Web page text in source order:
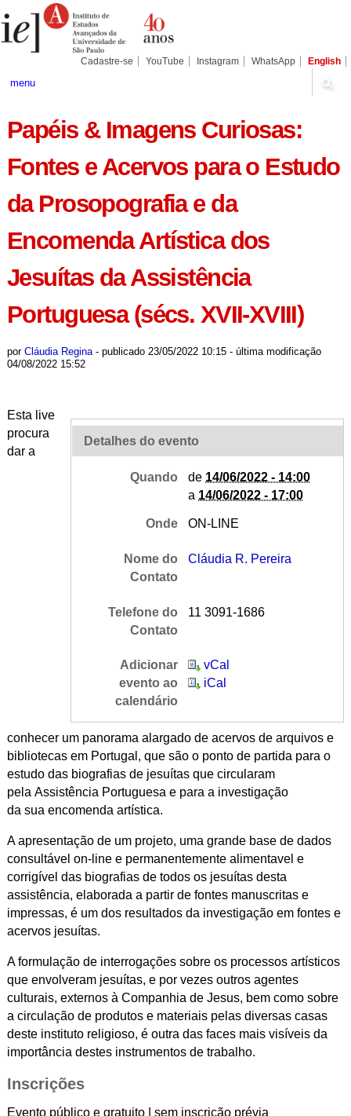
para
conteúdo.
Pessoais
Cadastre-se YouTube Instagram WhatsApp English
menu
Papéis & Imagens Curiosas:
Fontes e Acervos para o Estudo
da Prosopografia e da
Encomenda Artística dos
Jesuítas da Assistência
Portuguesa (sécs. XVII-XVIII)
por Cláudia Regina - publicado23/05/2022 10:15 - última modificação
04/08/2022 15:52
Detalhes do evento
Quando de 14/06/2022 - 14:00
a 14/06/2022 - 17:00
Onde ON-LINE
Nome do
Contato
Cláudia R. Pereira
Telefone do
Contato
11 3091-1686
Adicionar
evento ao
calendário
vCal
iCal
Esta live
procura
dar a
conhecer um panorama alargado de acervos de arquivos e
bibliotecas em Portugal, que são o ponto de partida para o
estudo das biografias de jesuítas que circularam
pela Assistência Portuguesa e para a investigação
da sua encomenda artística.
A apresentação de um projeto, uma grande base de dados
consultável on-line e permanentemente alimentavel e
corrigível das biografias de todos os jesuítas desta
assistência, elaborada a partir de fontes manuscritas e
impressas, é um dos resultados da investigação em fontes e
acervos jesuítas.
A formulação de interrogações sobre os processos artísticos
que envolveram jesuítas, e por vezes outros agentes
culturais, externos à Companhia de Jesus, bem como sobre
a circulação de produtos e materiais pelas diversas casas
deste instituto religioso, é outra das faces mais visíveis da
importância destes instrumentos de trabalho.
Inscrições
Evento público e gratuito | sem inscrição prévia